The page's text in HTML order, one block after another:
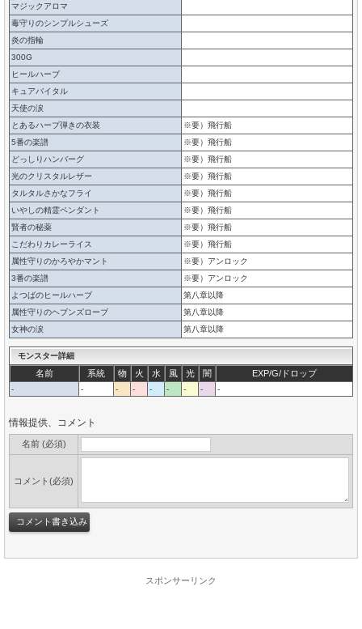
マジックアロマ
毒守りのシンプルシューズ
炎の指輪
300G
ヒールハーブ
キュアバイタル
天使の涙
とあるハープ弾きの衣装
※要）飛行船
5番の楽譜
※要）飛行船
どっしりハンバーグ
※要）飛行船
光のクリスタルレザー
※要）飛行船
タルタルさかなフライ
※要）飛行船
いやしの精霊ペンダント
※要）飛行船
賢者の秘薬
※要）飛行船
こだわりカレーライス
※要）飛行船
属性守りのかろやかマント
※要）アンロック
3番の楽譜
※要）アンロック
よつばのヒールハーブ
第八章以降
属性守りのヘブンズローブ
第八章以降
女神の涙
第八章以降
モンスター詳細
名前 系統 物 火 水 風 光 闇 EXP/G/ドロップ
- - - - - - - - -
情報提供、コメント
名前 (必須)
コメント(必須)
スポンサーリンク